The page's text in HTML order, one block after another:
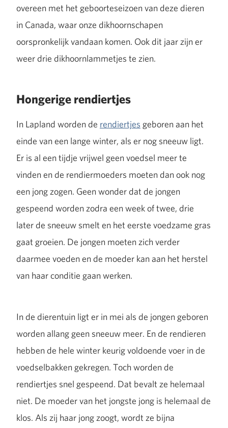
overeen met het geboorteseizoen van deze dieren
in Canada, waar onze dikhoornschapen
oorspronkelijk vandaan komen. Ook dit jaar zijn er
weer drie dikhoornlammetjes te zien.
Hongerige rendiertjes
In Lapland worden de rendiertjes geboren aan het
einde van een lange winter, als er nog sneeuw ligt.
Er is al een tijdje vrijwel geen voedsel meer te
vinden en de rendiermoeders moeten dan ook nog
een jong zogen. Geen wonder dat de jongen
gespeend worden zodra een week of twee, drie
later de sneeuw smelt en het eerste voedzame gras
gaat groeien. De jongen moeten zich verder
daarmee voeden en de moeder kan aan het herstel
van haar conditie gaan werken.
In de dierentuin ligt er in mei als de jongen geboren
worden allang geen sneeuw meer. En de rendieren
hebben de hele winter keurig voldoende voer in de
voedselbakken gekregen. Toch worden de
rendiertjes snel gespeend. Dat bevalt ze helemaal
niet. De moeder van het jongste jong is helemaal de
klos. Als zij haar jong zoogt, wordt ze bijna